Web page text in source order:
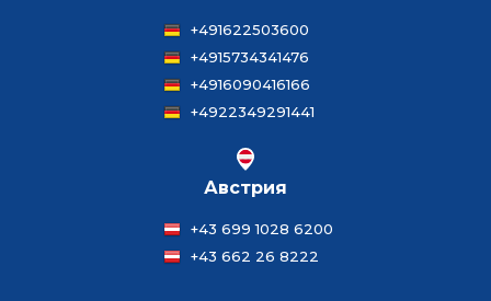
+491622503600
+4915734341476
+4916090416166
+4922349291441
Австрия
+43 699 1028 6200
+43 662 26 8222